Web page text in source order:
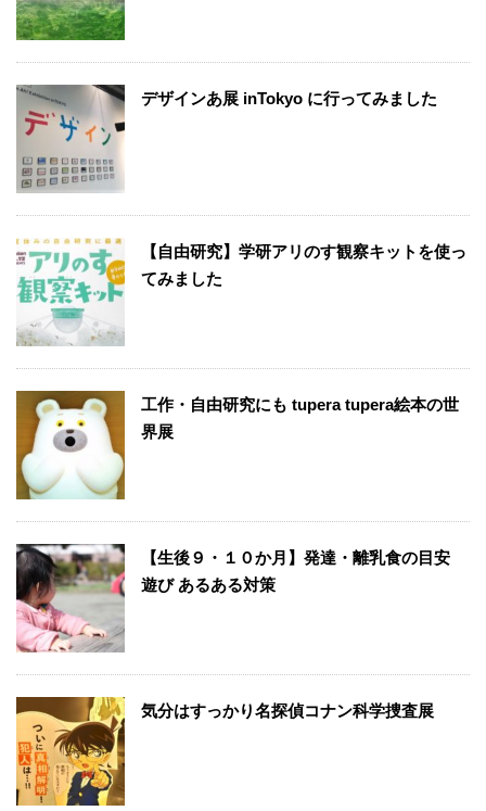
デザインあ展 inTokyo に行ってみました
【自由研究】学研アリのす観察キットを使っ
てみました
工作・自由研究にも tupera tupera絵本の世
界展
【生後９・１０か月】発達・離乳食の目安
遊び あるある対策
気分はすっかり名探偵コナン科学捜査展